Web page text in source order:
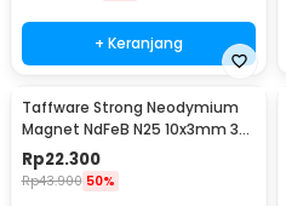
+ Keranjang
Taffware Strong Neodymium
Magnet NdFeB N25 10x3mm 30
PCS - D21
Rp22.300
Rp43.900 50%